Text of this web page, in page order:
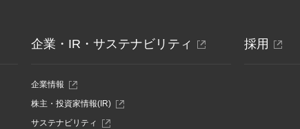
す
企業・IR・サステナビリティ 別
企業情報 別
ィ
ン
株主・投資家情報(IR)別
サステナビリティ 別
採用 別